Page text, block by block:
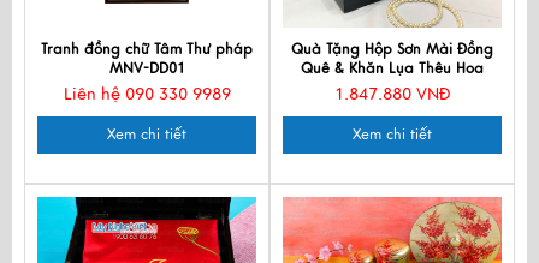
Tranh đồng chữ Tâm Thư pháp
MNV-DD01
Liên hệ 090 330 9989
Xem chi tiết
Quà Tặng Hộp Sơn Mài Đồng
Quê & Khăn Lụa Thêu Hoa
CBMNV-LNL45180.1
1.847.880 VNĐ
Xem chi tiết